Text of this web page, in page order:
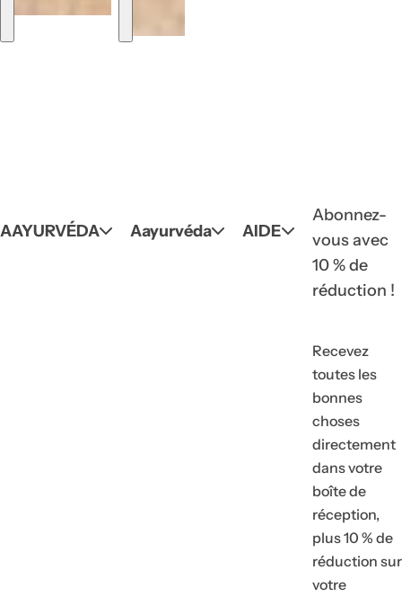
AAYURVÉDA Aayurvéda AIDE
Abonnez-
vous avec
10 % de
réduction !
Recevez
toutes les
bonnes
choses
directement
dans votre
boîte de
réception,
plus 10 % de
réduction sur
votre